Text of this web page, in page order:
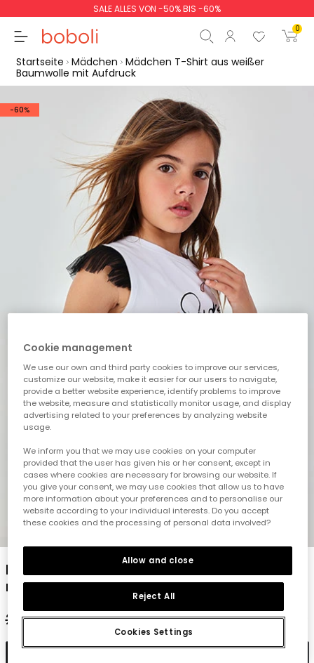
SALE ALLES VON -50% BIS -60%
0
Gesamtbetrag
weiter Start der Bestellung
Startseite Mädchen Mädchen T-Shirt aus weißer
Baumwolle mit Aufdruck
-60%
2 3 4 5
Mädchen T-Shirt aus weißer Baumwolle
mit Aufdruck
25,95 € 12,95 € 10,35 €
Cookie management
We use our own and third party cookies to improve our services,
customize our website, make it easier for our users to navigate,
provide a better website experience, identify problems to improve
the website, measure and statistically monitor usage, and display
advertising related to your preferences by analyzing website
usage.
We inform you that we may use cookies on your computer
provided that the user has given his or her consent, except in
cases where cookies are necessary for browsing our website. If
you give your consent, we may use cookies that allow us to have
more information about your preferences and to personalise our
website according to your individual interests. Do you accept
these cookies and the processing of personal data involved?
Cookies Settings
Reject All
Allow and close